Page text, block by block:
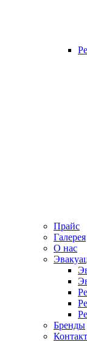
Прайс
Галерея
О нас
Бренды